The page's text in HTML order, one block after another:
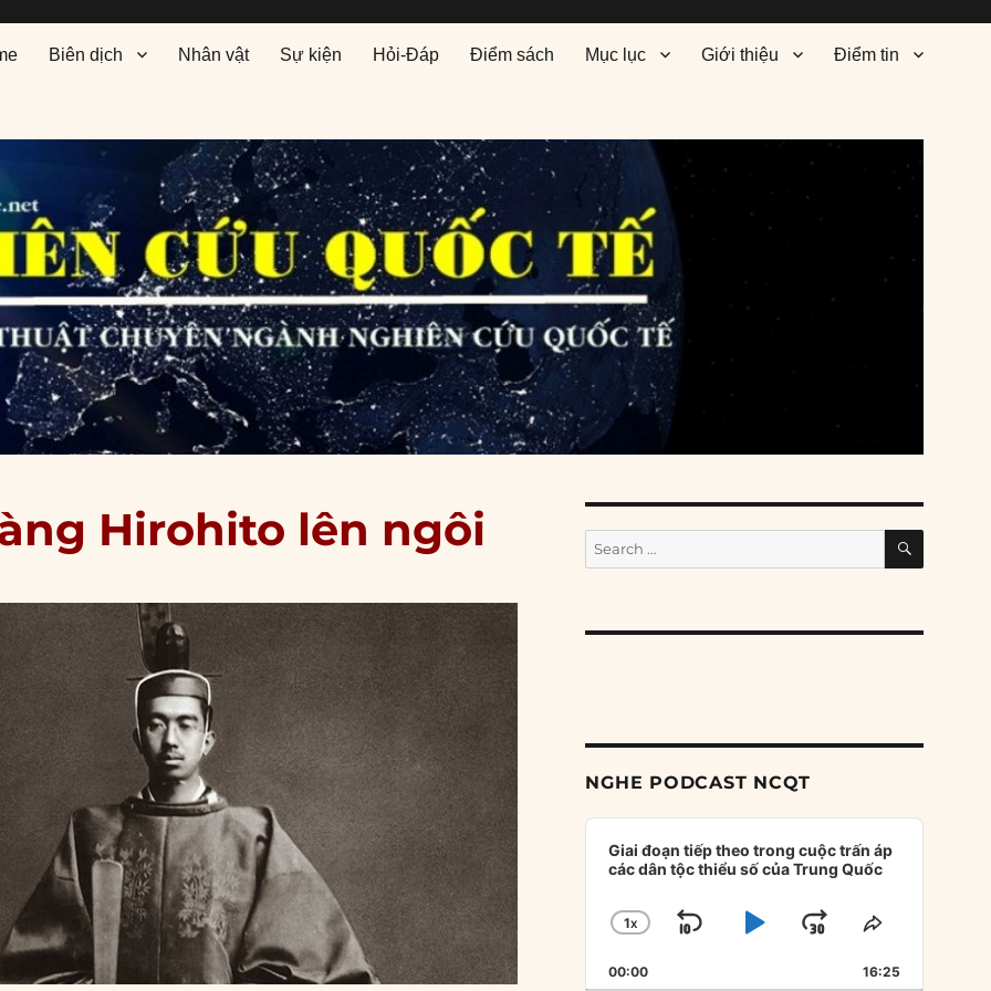
Biên dịch Nhân vật Sự kiện Hỏi-Đáp Điểm sách Mục lục Giới thiệu Điểm tin
Hirohito lên ngôi
Search
for:
SEARCH
NGHE PODCAST NCQT
Audio
Player
Giai đoạn tiếp theo trong cuộc trấn áp
các dân tộc thiểu số của Trung Quốc
CHANGE
RATE
1X
SKIP
BACKWARD
PLAYJUMP
FORWARD
SHARE
EPISODE
00:00 16:25